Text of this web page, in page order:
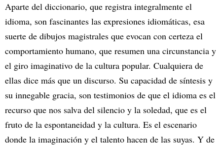
Aparte del diccionario, que registra integralmente el
idioma, son fascinantes las expresiones idiomáticas, esa
suerte de dibujos magistrales que evocan con certeza el
comportamiento humano, que resumen una circunstancia y
el giro imaginativo de la cultura popular. Cualquiera de
ellas dice más que un discurso. Su capacidad de síntesis y
su innegable gracia, son testimonios de que el idioma es el
recurso que nos salva del silencio y la soledad, que es el
fruto de la espontaneidad y la cultura. Es el escenario
donde la imaginación y el talento hacen de las suyas. Y de